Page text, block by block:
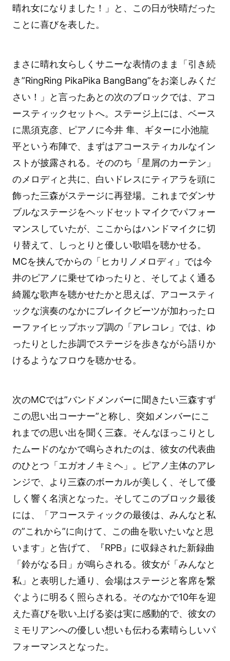
晴れ女になりました！」と、この日が快晴だった
ことに喜びを表した。
まさに晴れ女らしくサニーな表情のまま「引き続
き”RingRing PikaPika BangBang”をお楽しみくだ
さい！」と言ったあとの次のブロックでは、アコ
ースティックセットへ。ステージ上には、ベース
に黒須克彦、ピアノに今井 隼、ギターに小池龍
平という布陣で、まずはアコースティカルなイン
ストが披露される。そののち「星屑のカーテン」
のメロディと共に、白いドレスにティアラを頭に
飾った三森がステージに再登場。これまでダンサ
ブルなステージをヘッドセットマイクでパフォー
マンスしていたが、ここからはハンドマイクに切
り替えて、しっとりと優しい歌唱を聴かせる。
MCを挟んでからの「ヒカリノメロディ」では今
井のピアノに乗せてゆったりと、そしてよく通る
綺麗な歌声を聴かせたかと思えば、アコースティ
ックな演奏のなかにブレイクビーツが加わったロ
ーファイヒップホップ調の「アレコレ」では、ゆ
ったりとした歩調でステージを歩きながら語りか
けるようなフロウを聴かせる。
次のMCでは”バンドメンバーに聞きたい三森すず
この思い出コーナー”と称し、突如メンバーにこ
れまでの思い出を聞く三森。そんなほっこりとし
たムードのなかで鳴らされたのは、彼女の代表曲
のひとつ「エガオノキミヘ」。ピアノ主体のアレ
ンジで、より三森のボーカルが美しく、そして優
しく響く名演となった。そしてこのブロック最後
には、「アコースティックの最後は、みんなと私
の”これから”に向けて、この曲を歌いたいなと思
います」と告げて、『RPB』に収録された新録曲
「鈴がなる日」が鳴らされる。彼女が「みんなと
私」と表明した通り、会場はステージと客席を繋
ぐように明るく照らされる。そのなかで10年を迎
えた喜びを歌い上げる姿は実に感動的で、彼女の
ミモリアンへの優しい想いも伝わる素晴らしいパ
フォーマンスとなった。